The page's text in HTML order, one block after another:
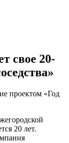
свое 20-
20 лет.